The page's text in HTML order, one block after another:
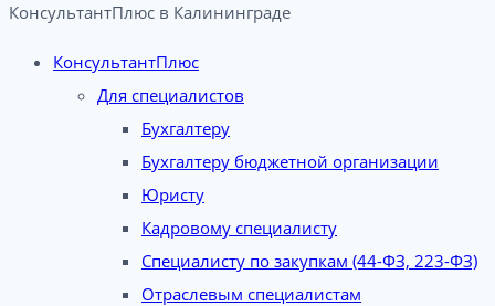
КонсультантПлюс в Калининграде​
КонсультантПлюс
Для специалистов
Бухгалтеру
Бухгалтеру бюджетной организации
Юристу
Кадровому специалисту
Специалисту по закупкам (44-ФЗ, 223-ФЗ)
Отраслевым специалистам